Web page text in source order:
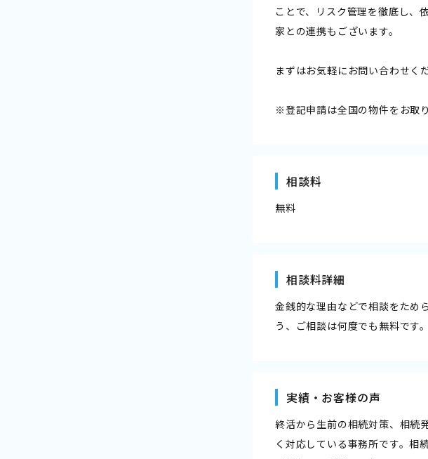
ことで、リスク管理を徹底し、
家との連携もございます。
まずはお気軽にお問い合わせく
※登記申請は全国の物件をお取
相談料
無料
相談料詳細
金銭的な理由などで相談をため
う、ご相談は何度でも無料です。
実績・お客様の声
終活から生前の相続対策、相続
く対応している事務所です。相